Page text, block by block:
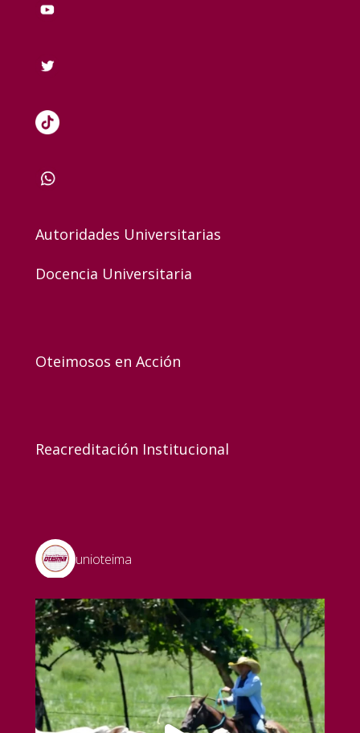
Autoridades Universitarias
Docencia Universitaria
Oteimosos en Acción
Reacreditación Institucional
unioteima